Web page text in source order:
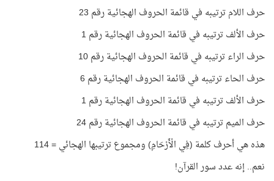
حرف اللام ترتيبه في قائمة الحروف الهجائية رقم 23
حرف الألف ترتيبه في قائمة الحروف الهجائية رقم 1
حرف الراء ترتيبه في قائمة الحروف الهجائية رقم 10
حرف الحاء ترتيبه في قائمة الحروف الهجائية رقم 6
حرف الألف ترتيبه في قائمة الحروف الهجائية رقم 1
حرف الميم ترتيبه في قائمة الحروف الهجائية رقم 24
هذه هي أحرف كلمة (فِي الْأَرْحَامِ) ومجموع ترتيبها الهجائي = 114
نعم.. إنه عدد سور القرآن!